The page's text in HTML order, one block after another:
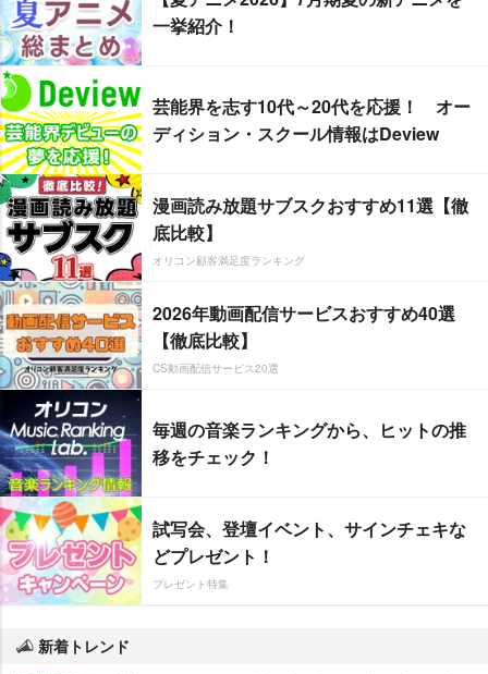
一挙紹介！
芸能界を志す10代～20代を応援！ オー
ディション・スクール情報はDeview
漫画読み放題サブスクおすすめ11選【徹
底比較】
オリコン顧客満足度ランキング
2026年動画配信サービスおすすめ40選
【徹底比較】
CS動画配信サービス20選
毎週の音楽ランキングから、ヒットの推
移をチェック！
試写会、登壇イベント、サインチェキな
どプレゼント！
プレゼント特集
新着トレンド